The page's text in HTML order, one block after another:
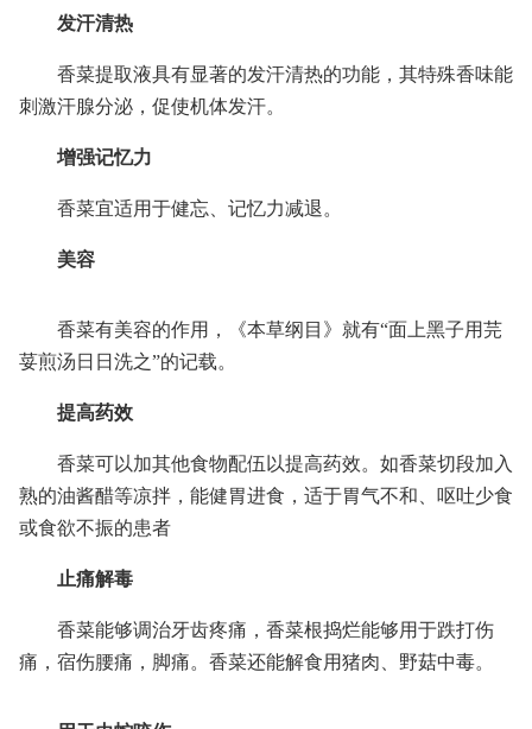
发汗清热
香菜提取液具有显著的发汗清热的功能，其特殊香味能
刺激汗腺分泌，促使机体发汗。
增强记忆力
香菜宜适用于健忘、记忆力减退。
美容
香菜有美容的作用，《本草纲目》就有“面上黑子用芫
荽煎汤日日洗之”的记载。
提高药效
香菜可以加其他食物配伍以提高药效。如香菜切段加入
熟的油酱醋等凉拌，能健胃进食，适于胃气不和、呕吐少食
或食欲不振的患者
止痛解毒
香菜能够调治牙齿疼痛，香菜根捣烂能够用于跌打伤
痛，宿伤腰痛，脚痛。香菜还能解食用猪肉、野菇中毒。